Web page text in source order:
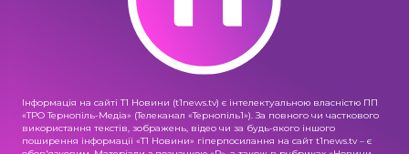
Інформація на сайті Т1 Новини (t1news.tv) є інтелектуальною власністю ПП
«ТРО Тернопіль-Медіа» (Телеканал «Тернопіль1»). За повного чи часткового
використання текстів, зображень, відео чи за будь-якого іншого
поширення інформації «Т1 Новини» гіперпосилання на сайт t1news.tv – є